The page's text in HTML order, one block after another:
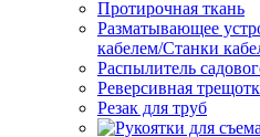
Протирочная ткань
Разматывающее
кабелем/Станки
Распылитель
Реверсивная
Резак для труб